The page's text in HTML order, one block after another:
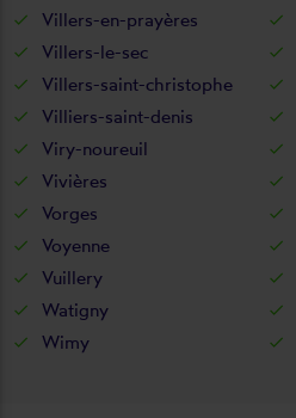
Villers-en-prayères
Villers-le-sec
Villers-saint-christophe
Villiers-saint-denis
Viry-noureuil
Vivières
Vorges
Voyenne
Vuillery
Watigny
Wimy